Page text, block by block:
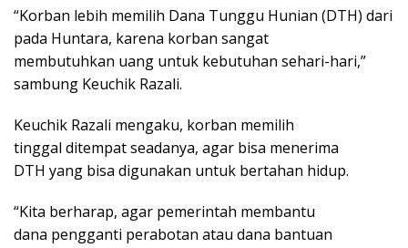
“Korban lebih memilih Dana Tunggu Hunian (DTH) dari
pada Huntara, karena korban sangat
membutuhkan uang untuk kebutuhan sehari-hari,”
sambung Keuchik Razali.
Keuchik Razali mengaku, korban memilih
tinggal ditempat seadanya, agar bisa menerima
DTH yang bisa digunakan untuk bertahan hidup.
“Kita berharap, agar pemerintah membantu
dana pengganti perabotan atau dana bantuan